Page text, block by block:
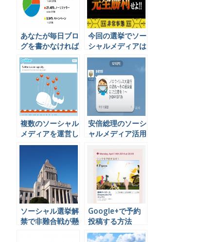
あなたが毎日ブロ
グを書かなければ
いけない3つの理
由
今回の選挙でソー
シャルメディアは
どのように使われ
ているのか
複数のソーシャル
メディアを運営し
なければいけない
のために打ってお
くべき対策とは
安倍総理のソーシ
ャルメディア活用
に見る 公的機
関・政治家の効果
的な情報発信とは
ソーシャル選挙解
禁で非難合戦が懸
Google+で予約
投稿する方法